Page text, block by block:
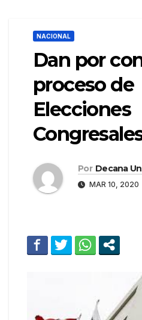
NACIONAL
Dan por
proceso de
Elecciones
Por Decana
MAR 10, 2020